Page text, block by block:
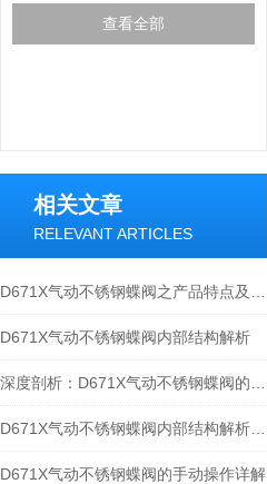
查看全部
相关文章
RELEVANT ARTICLES
D671X气动不锈钢蝶阀内部结构解析
D671X气动不锈钢蝶阀的手动操作详解